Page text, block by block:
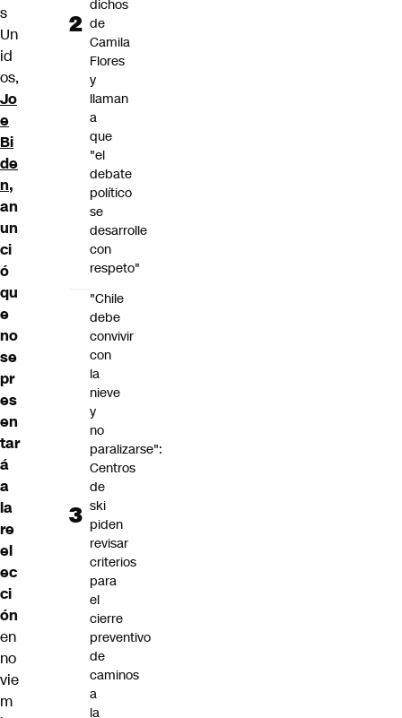
s
Un
id
os,
Jo
e
Bi
de
n,
an
un
ci
ó
qu
e
no
se
pr
es
en
tar
á
a
la
re
el
ec
ci
ón
en
no
vie
m
dichos
de
Camila
Flores
y
llaman
a
que
"el
debate
político
se
desarrolle
con
respeto"
"Chile
debe
convivir
con
la
nieve
y
no
paralizarse":
Centros
de
ski
piden
revisar
criterios
para
el
cierre
preventivo
de
caminos
a
la